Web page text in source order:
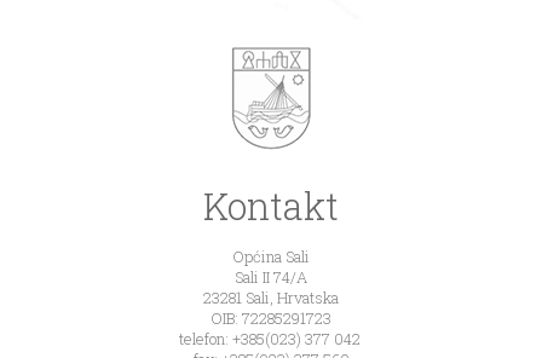
Kontakt
Općina Sali
Sali II 74/A
23281 Sali, Hrvatska
OIB: 72285291723
telefon: +385(023) 377 042